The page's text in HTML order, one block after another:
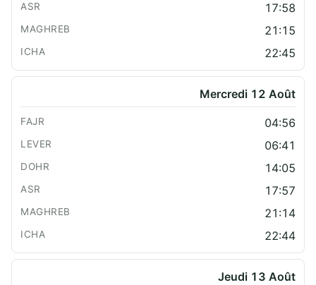
17:58
21:15
22:45
Mercredi 12 Août
04:56
06:41
14:05
17:57
21:14
22:44
Jeudi 13 Août